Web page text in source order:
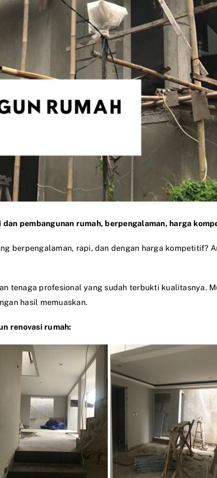
dan pembangunan rumah, berpengalaman, harga
berpengalaman, rapi, dan dengan harga kompetitif?
tenaga profesional yang sudah terbukti kualitasnya.
hasil memuaskan.
renovasi rumah: